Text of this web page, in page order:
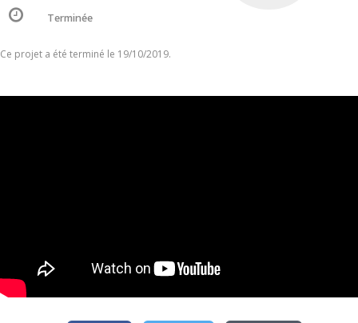
Terminée
Ce projet a été terminé le 19/10/2019.